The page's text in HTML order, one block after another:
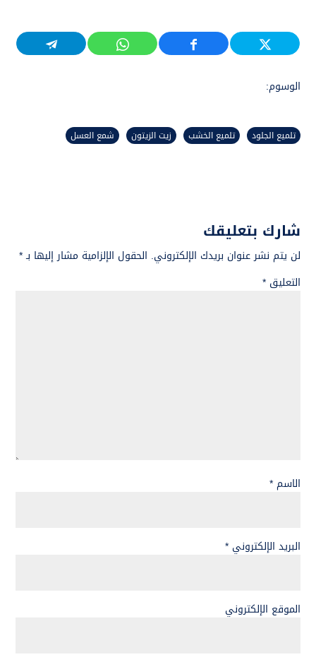
الوسوم:
تلميع الجلود تلميع الخشب زيت الزيتون شمع العسل
شارك بتعليقك
لن يتم نشر عنوان بريدك الإلكتروني. الحقول الإلزامية مشار إليها بـ*
التعليق *
الاسم*
البريد الإلكتروني *
الموقع الإلكتروني